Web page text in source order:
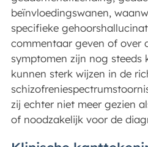
beïnvloedingswanen,
specifieke
commentaar geven of over
symptomen zijn nog steeds
kunnen sterk wijzen in de
zij echter niet meer gezien
of noodzakelijk voor de